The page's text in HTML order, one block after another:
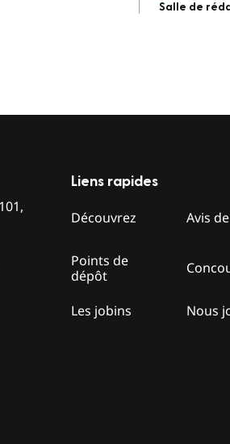
Salle de
Liens rapides
Découvrez Avis
Points de
dépôt
Les jobins Nous